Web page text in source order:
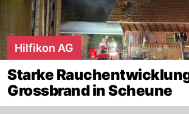
Hilfikon AG
Starke
Grossbrand in Scheune